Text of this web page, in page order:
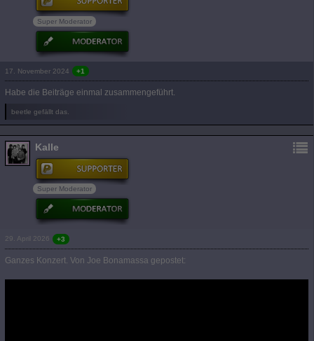
Super Moderator
17. November 2024 +1
Habe die Beiträge einmal zusammengeführt.
beetle gefällt das.
Kalle
Super Moderator
29. April 2026 +3
Ganzes Konzert. Von Joe Bonamassa gepostet: